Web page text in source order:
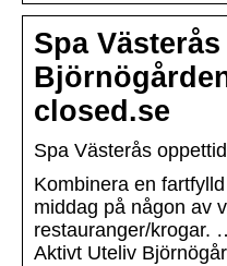
Spa
closed.se
Spa Västerås
Kombinera en
middag på någon av
restauranger/krogar.
Aktivt Uteliv